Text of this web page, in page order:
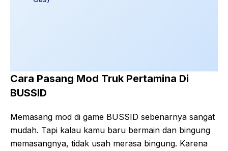
Cara Pasang Mod Truk Pertamina Di
BUSSID
Memasang mod di game BUSSID sebenarnya sangat
mudah. Tapi kalau kamu baru bermain dan bingung
memasangnya, tidak usah merasa bingung. Karena